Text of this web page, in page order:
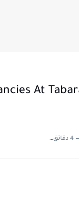
At
4 دقائق للقراءة